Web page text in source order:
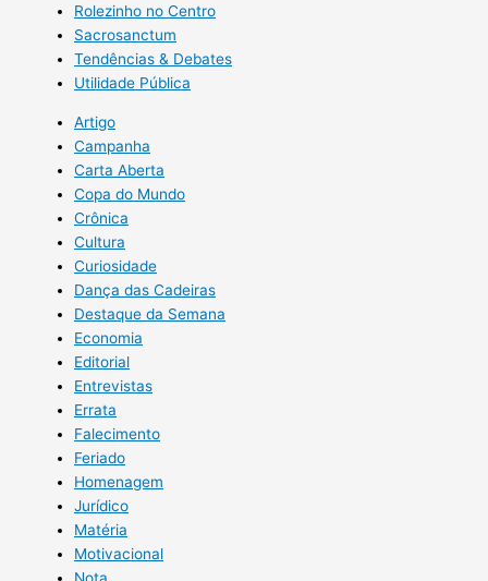
Rolezinho no Centro
Sacrosanctum
Tendências & Debates
Utilidade Pública
Artigo
Campanha
Carta Aberta
Copa do Mundo
Crônica
Cultura
Curiosidade
Dança das Cadeiras
Destaque da Semana
Economia
Editorial
Entrevistas
Errata
Falecimento
Feriado
Homenagem
Jurídico
Matéria
Motivacional
Nota